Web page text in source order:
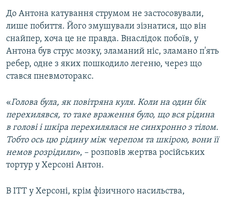
До Антона катування струмом не застосовували,
лише побиття. Його змушували зізнатися, що він
снайпер, хоча це не правда. Внаслідок побоїв, у
Антона був струс мозку, зламаний ніс, зламано п'ять
ребер, одне з яких пошкодило легеню, через що
стався пневмоторакс.
«Голова була, як повітряна куля. Коли на один бік
перехилявся, то таке враження було, що вся рідина
в голові і шкіра перехилялася не синхронно з тілом.
Тобто ось цю рідину між черепом та шкірою, вони її
немов розрідили», – розповів жертва російських
тортур у Херсоні Антон.
В ІТТ у Херсоні, крім фізичного насильства,